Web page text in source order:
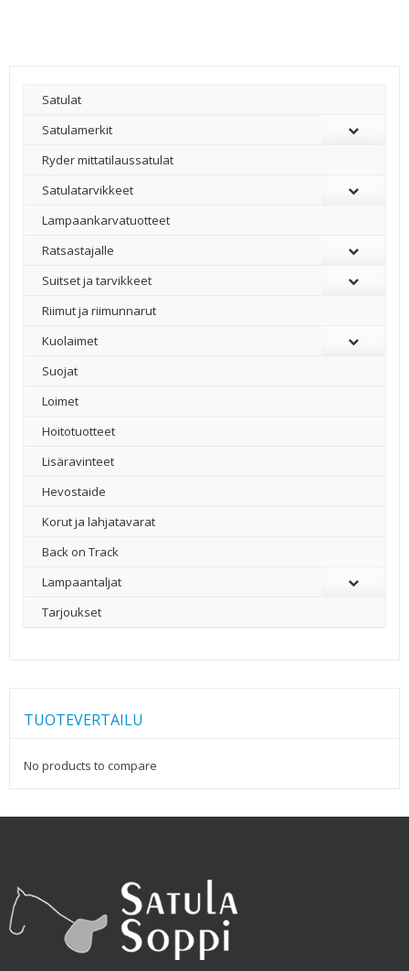
Satulat
Satulamerkit
Ryder mittatilaussatulat
Satulatarvikkeet
–
Lampaankarvatuotteet
Ratsastajalle
Suitset ja tarvikkeet
Riimut ja riimunnarut
Kuolaimet
Suojat
Loimet
Hoitotuotteet
Lisäravinteet
Hevostaide
Korut ja lahjatavarat
Back on Track
Lampaantaljat
Tarjoukset
TUOTEVERTAILU
No products to compare